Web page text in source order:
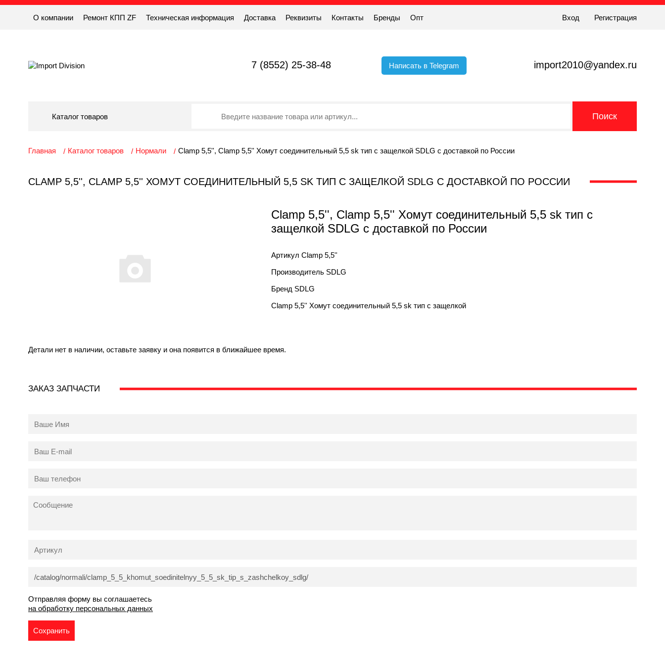
О компании Ремонт КПП ZF Техническая информация Доставка Реквизиты Контакты Бренды Опт Вход Регистрация
7 (8552) 25-38-48 Написать в Telegram import2010@yandex.ru
Каталог товаров
Главная Каталог товаров Нормали Clamp 5,5'', Clamp 5,5'' Хомут соединительный 5,5 sk тип с защелкой SDLG с доставкой по России
CLAMP 5,5'', CLAMP 5,5'' ХОМУТ СОЕДИНИТЕЛЬНЫЙ 5,5 SK ТИП С ЗАЩЕЛКОЙ SDLG С ДОСТАВКОЙ ПО РОССИИ
Clamp 5,5'', Clamp 5,5'' Хомут соединительный 5,5 sk тип с
защелкой SDLG с доставкой по России
Артикул Clamp 5,5''
Производитель SDLG
Бренд SDLG
Clamp 5,5'' Хомут соединительный 5,5 sk тип с защелкой
Детали нет в наличии, оставьте заявку и она появится в ближайшее время.
ЗАКАЗ ЗАПЧАСТИ
Отправляя форму вы соглашаетесь
на обработку персональных данных